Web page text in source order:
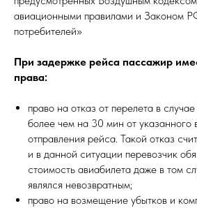
авиационными правилами и Законом
потребителей»
При задержке рейса пассажир
права:
право на отказ от перелета в
более чем на 30 мин от указанного
отправления рейса. Такой отказ
и в данной ситуации перевозчик
стоимость авиабилета даже в том
являлся невозвратным;
право на возмещение убытков и